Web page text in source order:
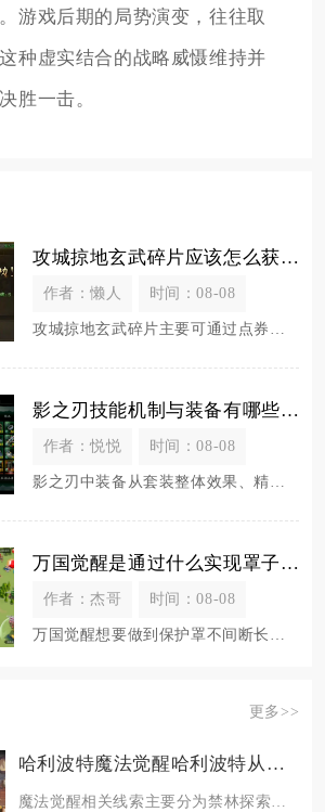
游戏后期的局势演变，往往取
种虚实结合的战略威慑维持并
胜一击。
攻城掠地玄武碎片应该怎么获取
作者：懒人 时间：08-08
影之刃技能机制与装备有哪些关联
作者：悦悦 时间：08-08
万国觉醒是通过什么实现罩子一直打开的
作者：杰哥 时间：08-08
更多>>
哈利波特魔法觉醒哈利波特从哪里获取了魔法觉醒的线索